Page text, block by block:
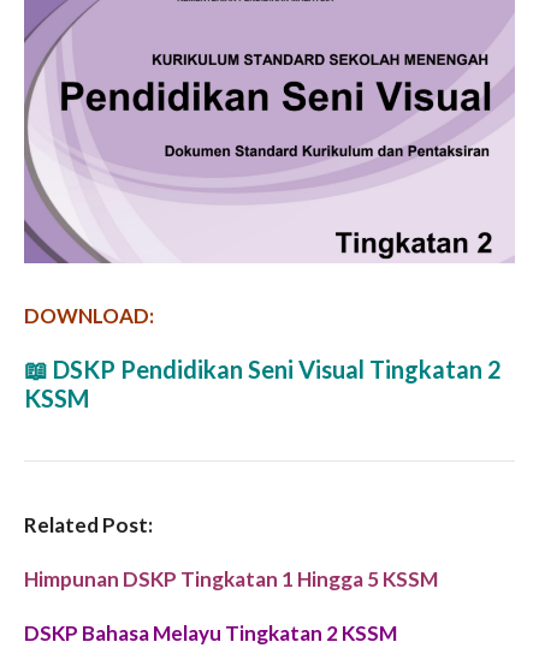
DOWNLOAD:
📖 DSKP Pendidikan Seni Visual Tingkatan 2
KSSM
Related Post:
Himpunan DSKP Tingkatan 1 Hingga 5 KSSM
DSKP Bahasa Melayu Tingkatan 2 KSSM